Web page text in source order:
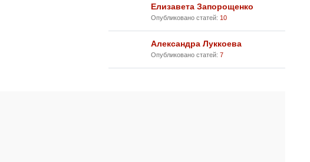
Елизавета Запорощенко
Опубликовано статей: 10
Александра Луккоева
Опубликовано статей: 7